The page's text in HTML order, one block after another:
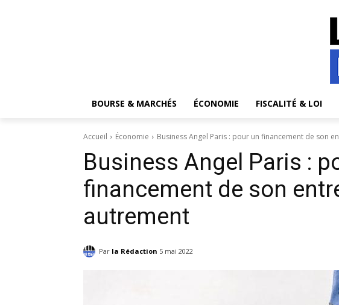
BOURSE & MARCHÉS ÉCONOMIE FISCALITÉ & LOI
Accueil Économie Business Angel Paris : pour un financement de son
Business Angel Paris :
financement de son
autrement
Par la Rédaction 5 mai 2022